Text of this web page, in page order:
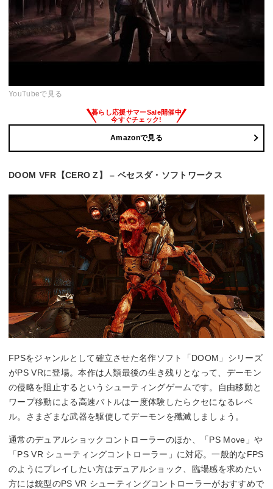
YouTubeで見る
Amazonで見る
DOOM VFR【CERO Z】 – ベセスダ・ソフトワークス
FPSをジャンルとして確立させた名作ソフト「DOOM」シリーズ
がPS VRに登場。本作は人類最後の生き残りとなって、デーモン
の侵略を阻止するというシューティングゲームです。自由移動と
ワープ移動による高速バトルは一度体験したらクセになるレベ
ル。さまざまな武器を駆使してデーモンを殲滅しましょう。
通常のデュアルショックコントローラーのほか、「PS Move」や
「PS VR シューティングコントローラー」に対応。一般的なFPS
のようにプレイしたい方はデュアルショック、臨場感を求めたい
方には銃型のPS VR シューティングコントローラーがおすすめで